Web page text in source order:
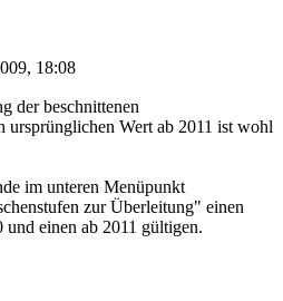
18:08
der beschnittenen
ursprünglichen Wert ab 2011 ist wohl
im unteren Menüpunkt
zur Überleitung" einen
einen ab 2011 gültigen.